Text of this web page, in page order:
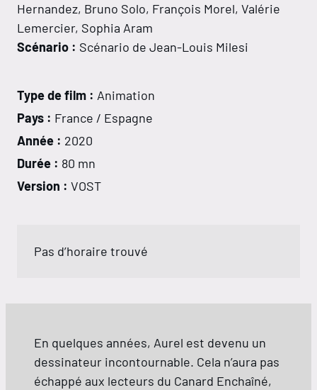
Hernandez, Bruno Solo, François Morel, Valérie
Lemercier, Sophia Aram
Scénario : Scénario de Jean-Louis Milesi
Type de film : Animation
Pays : France / Espagne
Année : 2020
Durée : 80 mn
Version : VOST
Pas d’horaire trouvé
En quelques années, Aurel est devenu un
dessinateur incontournable. Cela n’aura pas
échappé aux lecteurs du Canard Enchaîné,